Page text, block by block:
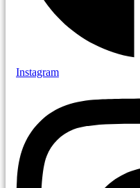
Instagram